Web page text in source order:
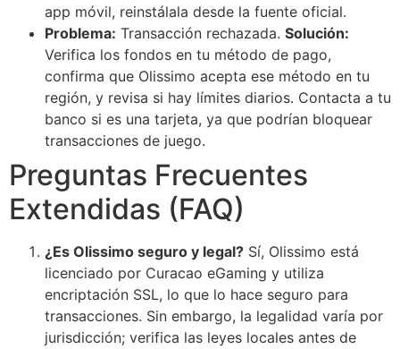
app móvil, reinstálala desde la fuente oficial.
Problema: Transacción rechazada. Solución:
Verifica los fondos en tu método de pago,
confirma que Olissimo acepta ese método en tu
región, y revisa si hay límites diarios. Contacta a tu
banco si es una tarjeta, ya que podrían bloquear
transacciones de juego.
Preguntas Frecuentes
Extendidas (FAQ)
¿Es Olissimo seguro y legal? Sí, Olissimo está
licenciado por Curacao eGaming y utiliza
encriptación SSL, lo que lo hace seguro para
transacciones. Sin embargo, la legalidad varía por
jurisdicción; verifica las leyes locales antes de